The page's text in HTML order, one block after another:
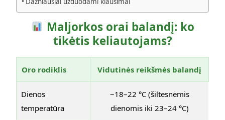
Maljorkos orai balandį: ko
tikėtis keliautojams?
Oro rodiklis Vidutinės reikšmės balandį
Dienos
temperatūra
~18–22 °C (šiltesnėmis
dienomis iki 23–24 °C)